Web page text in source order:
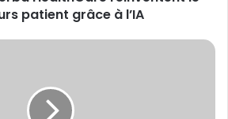
patient grâce à l’IA